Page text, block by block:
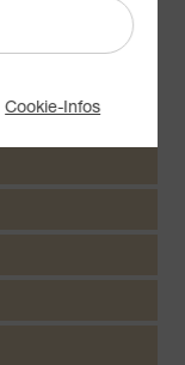
Cookie-Infos